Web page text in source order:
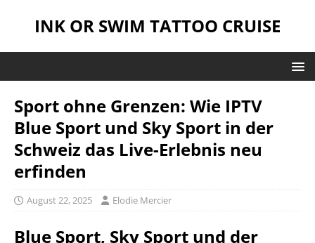
INK OR SWIM TATTOO CRUISE
Sport ohne Grenzen: Wie IPTV
Blue Sport und Sky Sport in der
Schweiz das Live-Erlebnis neu
erfinden
August 22, 2025 Elodie Mercier
Blue Sport, Sky Sport und der